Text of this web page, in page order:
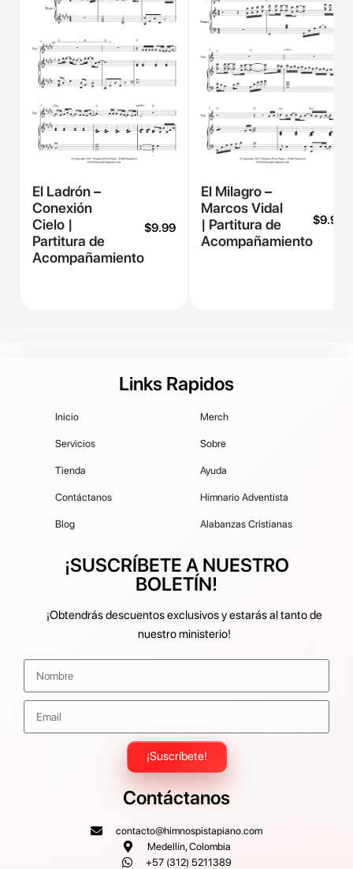
El Ladrón –
Conexión
Cielo |
Partitura de
Acompañamiento
$9.99
El Milagro –
Marcos Vidal
| Partitura de
Acompañamiento
$9.99
Links Rapidos
Inicio
Servicios
Tienda
Contáctanos
Blog
Merch
Sobre
Ayuda
Himnario Adventista
Alabanzas Cristianas
¡SUSCRÍBETE A NUESTRO
BOLETÍN!
¡Obtendrás descuentos exclusivos y estarás al tanto de
nuestro ministerio!
¡Suscríbete!
Contáctanos
contacto@himnospistapiano.com
Medellín, Colombia
+57 (312) 5211389